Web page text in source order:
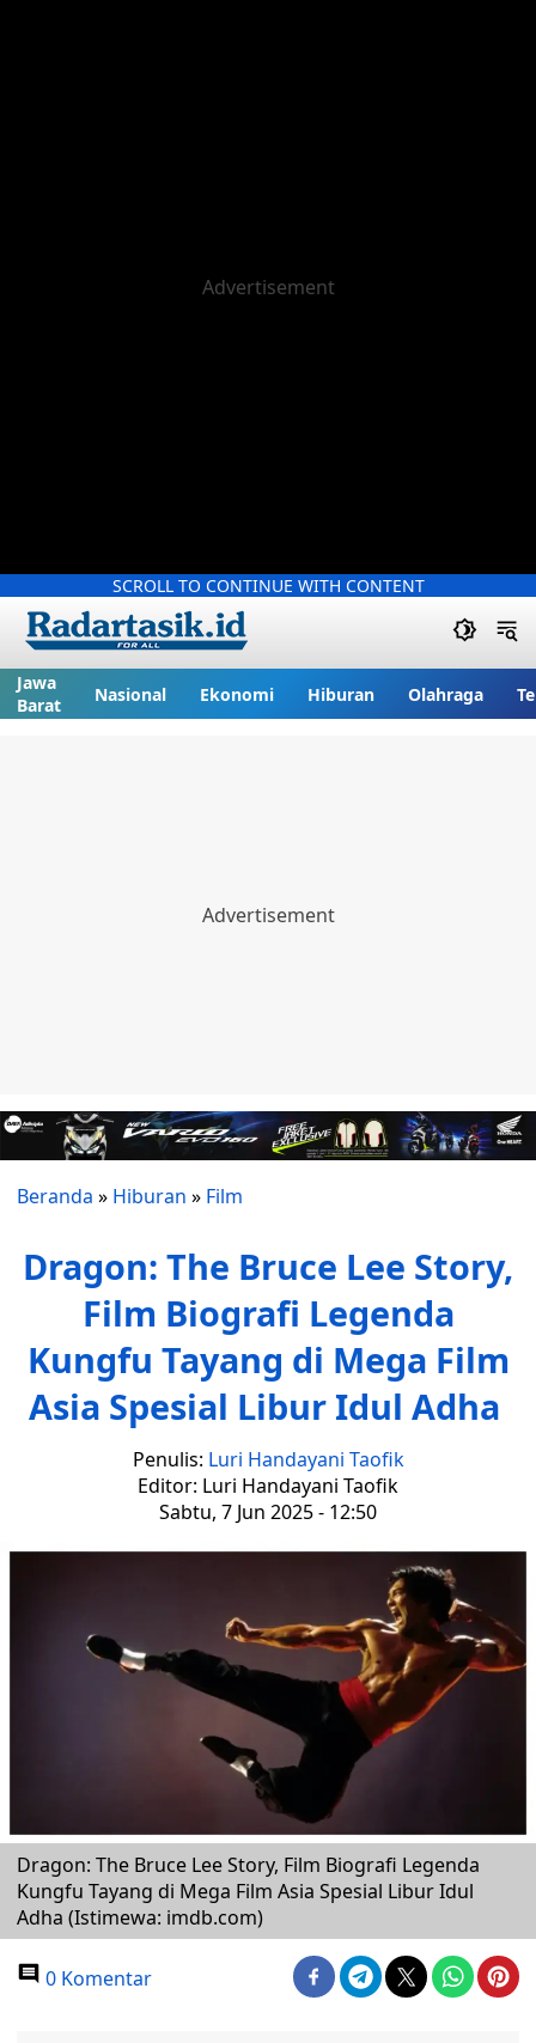
SCROLL TO CONTINUE WITH CONTENT
Jawa
Barat
Nasional Ekonomi Hiburan Olahraga
Beranda » Hiburan » Film
Dragon: The Bruce Lee Story,
Film Biografi Legenda
Kungfu Tayang di Mega Film
Asia Spesial Libur Idul Adha
Penulis: Luri Handayani Taofik
Editor: Luri Handayani Taofik
Sabtu, 7 Jun 2025 - 12:50
Dragon: The Bruce Lee Story, Film Biografi Legenda
Kungfu Tayang di Mega Film Asia Spesial Libur Idul
Adha (Istimewa: imdb.com)
0 Komentar